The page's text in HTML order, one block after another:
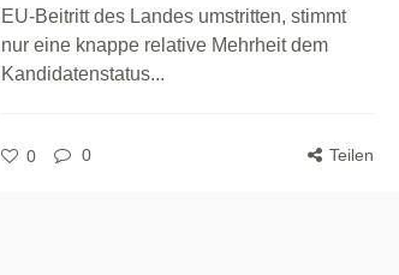
EU-Beitritt des Landes umstritten, stimmt
nur eine knappe relative Mehrheit dem
Kandidatenstatus...
0 0 Teilen